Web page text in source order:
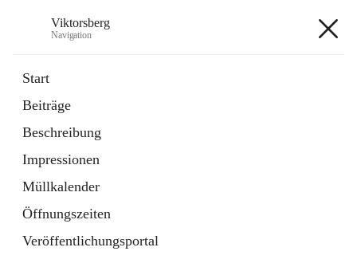
Viktorsberg
Navigation
Start
Beiträge
Beschreibung
Impressionen
Müllkalender
Öffnungszeiten
Veröffentlichungsportal
1 Schnellzugriff
Bürgerservice
10 Schnellzugriffe